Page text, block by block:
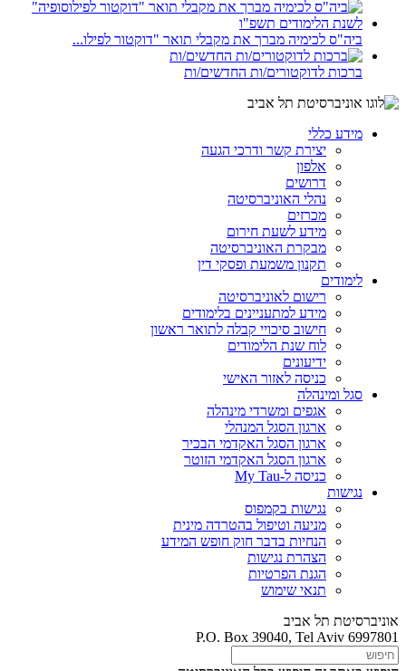
ביה"ס לכימיה מברך את מקבלי תואר "דוקטור לפילו...
ברכות לדוקטורים/ות החדשים/ות
מידע כללי
יצירת קשר ודרכי הגעה
אלפון
דרושים
נהלי האוניברסיטה
מכרזים
מידע לשעת חירום
מבקרת האוניברסיטה
תקנון משמעת ופסקי דין
לימודים
רישום לאוניברסיטה
מידע למתעניינים בלימודים
חישוב סיכויי קבלה לתואר ראשון
לוח שנת הלימודים
ידיעונים
כניסה לאזור האישי
סגל ומינהלה
אגפים ומשרדי מינהלה
ארגון הסגל המנהלי
ארגון הסגל האקדמי הבכיר
ארגון הסגל האקדמי הזוטר
כניסה ל-My Tau
נגישות
נגישות בקמפוס
מניעה וטיפול בהטרדה מינית
הנחיות בדבר חוק חופש המידע
הצהרת נגישות
הגנת הפרטיות
תנאי שימוש
אוניברסיטת תל אביב
P.O. Box 39040, Tel Aviv 6997801